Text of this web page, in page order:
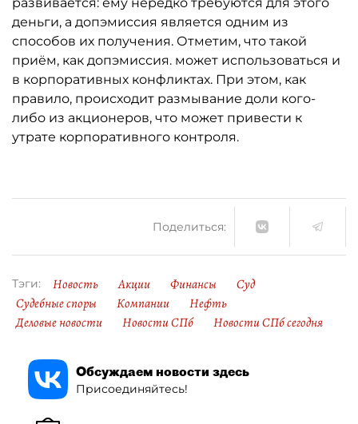
деньги, а допэмиссия является одним из
способов их получения. Отметим, что такой
приём, как допэмиссия. может использоваться и
в корпоративных конфликтах. При этом, как
правило, происходит размывание доли кого-
либо из акционеров, что может привести к
утрате корпоративного контроля.
Поделиться:
Тэги: Новость Акции Финансы
Суд
Судебные споры
Компании
Нефть
Деловые новости
Новости СПб Новости СПб сегодня
Обсуждаем новости здесь
Присоединяйтесь!